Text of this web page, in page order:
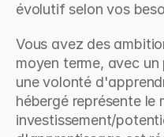
évolutif selon vos
Vous avez des
moyen terme, avec
une volonté
hébergé représente le
investissement/